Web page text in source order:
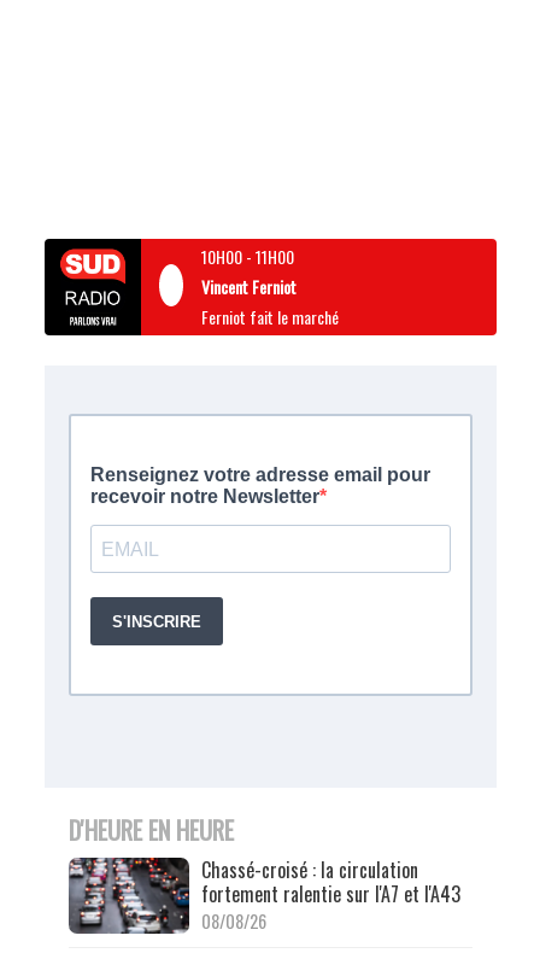
10H00-11H00
Vincent Ferniot
Ferniot fait le marché
D'HEURE EN HEURE
Chassé-croisé : la circulation
fortement ralentie sur l'A7 et l'A43
08/08/26